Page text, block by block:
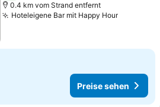
0.4 km vom Strand entfernt
Hoteleigene Bar mit Happy HourPreise
Preise sehen